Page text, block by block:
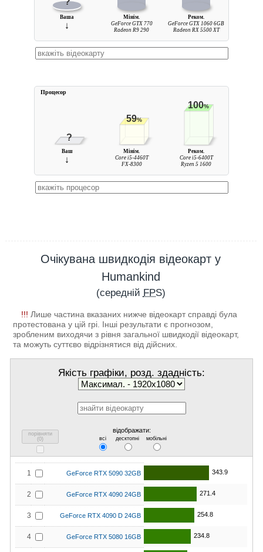
Ваша
↓
Мінім.
GeForce GTX 770
Radeon R9 290
Реком.
GeForce GTX 1060 6GB
Radeon RX 5500 XT
?
59%
100%
Ваш
↓
Мінім.
Core i5-4460T
FX-8300
Реком.
Core i5-6400T
Ryzen 5 1600
Процесор
Очікувана швидкодія відеокарт у
Humankind
(середній FPS)
!!! Лише частина вказаних нижче відеокарт справді була
протестована у цій грі. Інші результати є прогнозом,
зробленим виходячи з рівня загальної швидкодії відеокарт,
та можуть суттєво відрізнятися від дійсних.
Якість графіки, розд. здадність:
порівняти
(0)
відображати:
всі десктопні мобільні
1 GeForce RTX 5090 32GB 343.9
2 GeForce RTX 4090 24GB 271.4
3 GeForce RTX 4090 D 24GB 254.8
4 GeForce RTX 5080 16GB 234.8